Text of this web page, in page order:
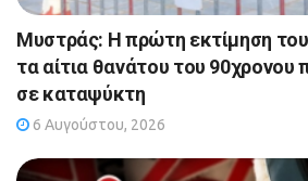
Μυστράς: Η πρώτη εκτίμηση του
τα αίτια θανάτου του
σε καταψύκτη
6 Αυγούστου, 2026